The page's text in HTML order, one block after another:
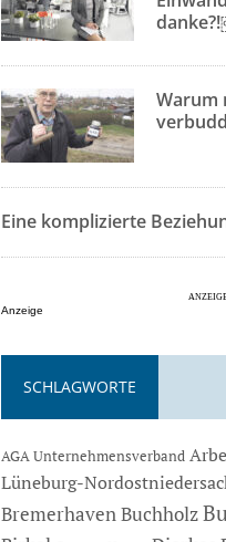
Warum
Eine komplizierte
Anzeige
SCHLAGWORTE
AGA Unternehmensverband
Lüneburg-
BremerhavenBuchholz